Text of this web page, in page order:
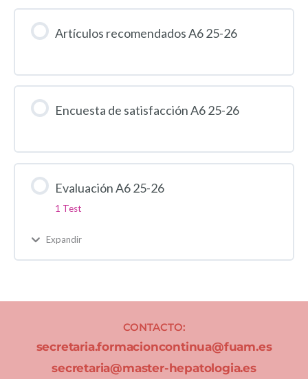
Artículos recomendados A6 25-26
Encuesta de satisfacción A6 25-26
Evaluación A6 25-26
1 Test
Expandir
CONTACTO:
secretaria.formacioncontinua@fuam.es
secretaria@master-hepatologia.es